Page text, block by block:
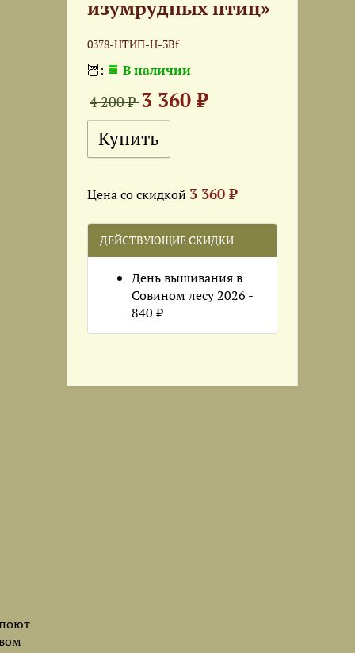
изумрудных птиц»
0378-НТИП-Н-3Bf
🦉: В наличии
4 200 ₽3 360 ₽
Цена со скидкой 3 360 ₽
ДЕЙСТВУЮЩИЕ СКИДКИ
День вышивания в
Совином лесу 2026 -
840 ₽